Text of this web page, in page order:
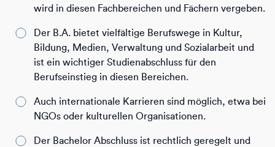
wird in diesen Fachbereichen und Fächern vergeben.
Der B.A. bietet vielfältige Berufswege in Kultur,
Bildung, Medien, Verwaltung und Sozialarbeit und
ist ein wichtiger Studienabschluss für den
Berufseinstieg in diesen Bereichen.
Auch internationale Karrieren sind möglich, etwa bei
NGOs oder kulturellen Organisationen.
Der Bachelor Abschluss ist rechtlich geregelt und